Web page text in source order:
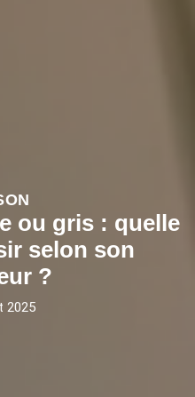
ou gris : quelle
selon son
?
2025